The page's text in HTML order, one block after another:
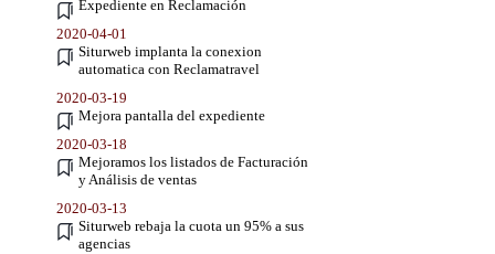
Expediente en Reclamación
2020-04-01
Siturweb implanta la conexion
automatica con Reclamatravel
2020-03-19
Mejora pantalla del expediente
2020-03-18
Mejoramos los listados de Facturación
y Análisis de ventas
2020-03-13
Siturweb rebaja la cuota un 95% a sus
agencias